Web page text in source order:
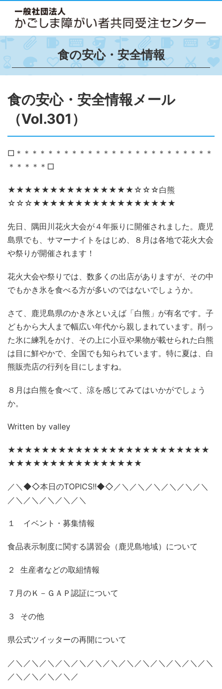
食の安心・安全情報
食の安心・安全情報メール
（Vol.301）
□＊＊＊＊＊＊＊＊＊＊＊＊＊＊＊＊＊＊＊＊＊＊＊＊＊
＊＊＊＊＊□
★★★★★★★★★★★★★★★☆☆☆白熊
☆☆☆★★★★★★★★★★★★★★★★★
先日、隅田川花火大会が４年振りに開催されました。鹿児
島県でも、サマーナイトをはじめ、８月は各地で花火大会
や祭りが開催されます！
花火大会や祭りでは、数多くの出店がありますが、その中
でもかき氷を食べる方が多いのではないでしょうか。
さて、鹿児島県のかき氷といえば「白熊」が有名です。子
どもから大人まで幅広い年代から親しまれています。削っ
た氷に練乳をかけ、その上に小豆や果物が載せられた白熊
は目に鮮やかで、全国でも知られています。特に夏は、白
熊販売店の行列を目にしますね。
８月は白熊を食べて、涼を感じてみてはいかがでしょう
か。
Written by valley
★★★★★★★★★★★★★★★★★★★★★★★★
★★★★★★★★★★★★★★★★
／＼◆◇本日のTOPICS!!◆◇／＼／＼／＼／＼／＼／＼
／＼／＼／＼／＼／＼
１ イベント・募集情報
食品表示制度に関する講習会（鹿児島地域）について
２ 生産者などの取組情報
７月のＫ－ＧＡＰ認証について
３ その他
県公式ツイッターの再開について
／＼／＼／＼／＼／＼／＼／＼／＼／＼／＼／＼／＼／＼
／＼／＼／＼／＼／